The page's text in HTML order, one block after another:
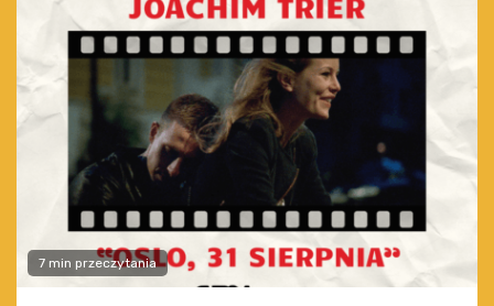
7 min przeczytania